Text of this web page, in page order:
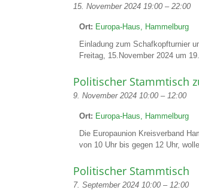
15. November 2024 19:00 – 22:00
Ort: Europa-Haus, Hammelburg
Einladung zum Schafkopfturnier
Freitag, 15.November 2024 um
Politischer Stammtisch
9. November 2024 10:00 – 12:00
Ort: Europa-Haus, Hammelburg
Die Europaunion Kreisverband
von 10 Uhr bis gegen 12 Uhr,
Politischer Stammtisch
7. September 2024 10:00 – 12:00